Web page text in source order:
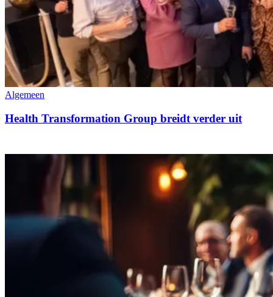
Algemeen
Health Transformation Group breidt verder uit